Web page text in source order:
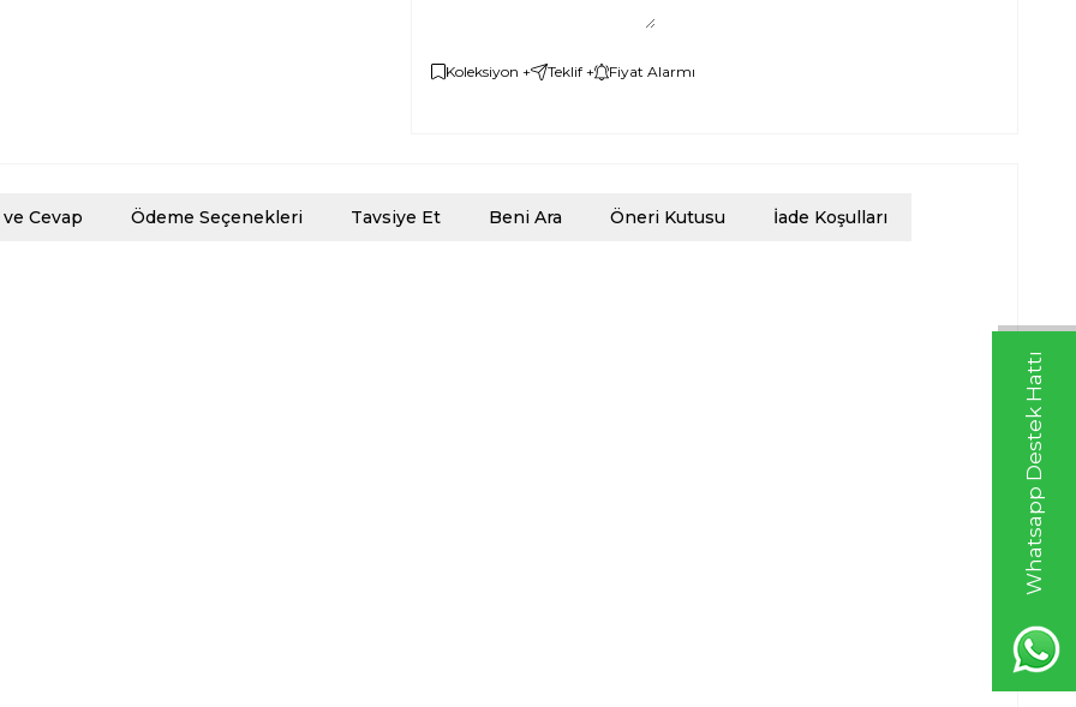
Whatsapp Destek Hattı
Koleksiyon + Teklif + Fiyat Alarmı
Cevap Ödeme Seçenekleri Tavsiye Et Beni Ara Öneri Kutusu İade Koşulları